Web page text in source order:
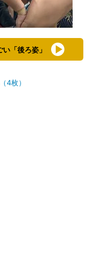
「後ろ姿」
4枚）